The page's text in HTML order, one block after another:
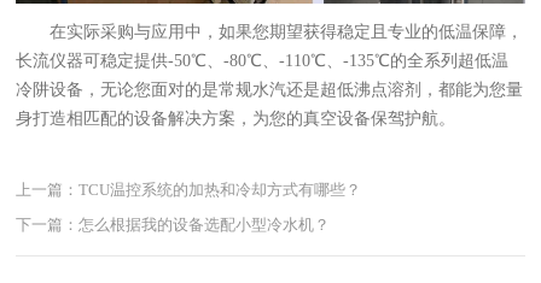
在实际采购与应用中，如果您期望获得稳定且专业的低温保障，
长流仪器可稳定提供-50℃、-80℃、-110℃、-135℃的全系列超低温
冷阱设备，无论您面对的是常规水汽还是超低沸点溶剂，都能为您量
身打造相匹配的设备解决方案，为您的真空设备保驾护航。
上一篇：TCU温控系统的加热和冷却方式有哪些？
下一篇：怎么根据我的设备选配小型冷水机？